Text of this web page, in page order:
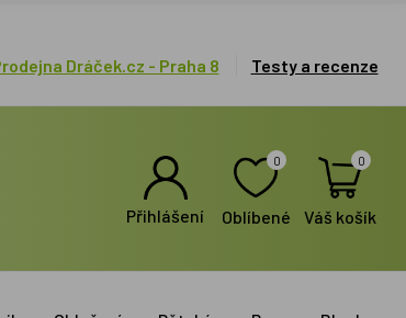
Dráček.cz - Praha 8 Testy a recenze
Přihlášení
0
Oblíbené
0
Váš košík